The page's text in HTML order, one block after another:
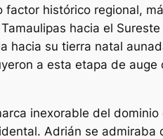
histórico regional,
hacia el
hacia su tierra natal
a esta etapa de auge
inexorable del
Adrián se admiraba